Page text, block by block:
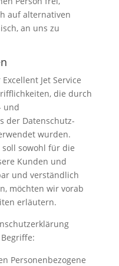
auf alternativen
an uns zu
Jet Service
die durch
und
der Datenschutz-
wurden.
sowohl für die
Kunden und
und verständlich
möchten wir vorab
erläutern.
Personenbezogene